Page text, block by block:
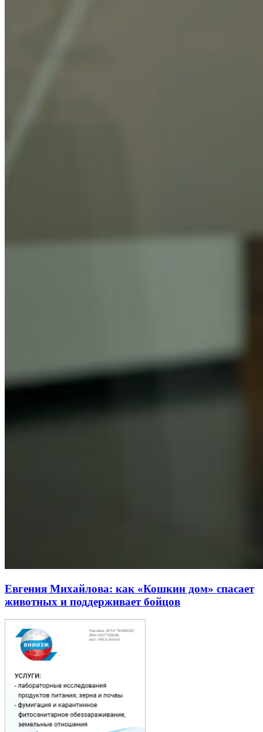
Евгения Михайлова: как «Кошкин дом» спасает
животных и поддерживает бойцов